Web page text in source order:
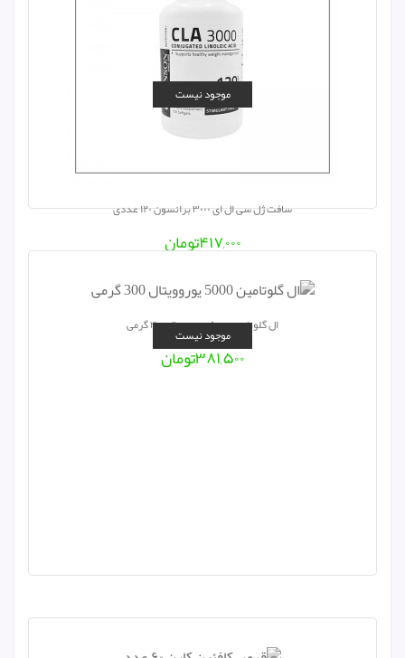
موجود نیست
سافت ژل سی ال ای ۳۰۰۰ برانسون ۱۲۰ عددی
۴۱۷,۰۰۰تومان
موجود نیستال گلوتامین ۵۰۰۰ یوروویتال ۳۰۰ گرمی
۳۸۱,۵۰۰تومان